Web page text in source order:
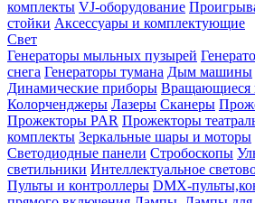
комплекты VJ-оборудование
стойки Аксессуары и комплектующие
Свет
Генераторы мыльных пузырей
снега Генераторы тумана Дым машины
Динамические приборы Вращающиеся
Колорченджеры Лазеры Сканеры
Прожекторы PAR Прожекторы
комплекты Зеркальные шары и моторы
Светодиодные панели Стробоскопы
светильники Интеллектуальное
Пульты и контроллеры DMX-